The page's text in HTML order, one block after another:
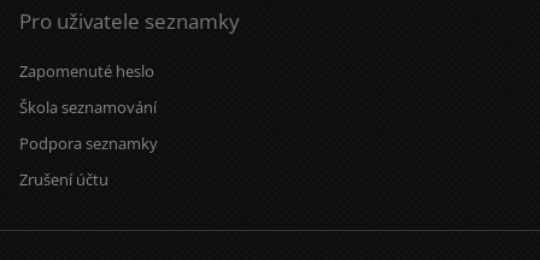
Pro uživatele seznamky
Zapomenuté heslo
Škola seznamování
Podpora seznamky
Zrušení účtu